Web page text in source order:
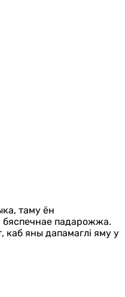
таму ён
бяспечнае падарожжа.
каб яны дапамаглі яму у